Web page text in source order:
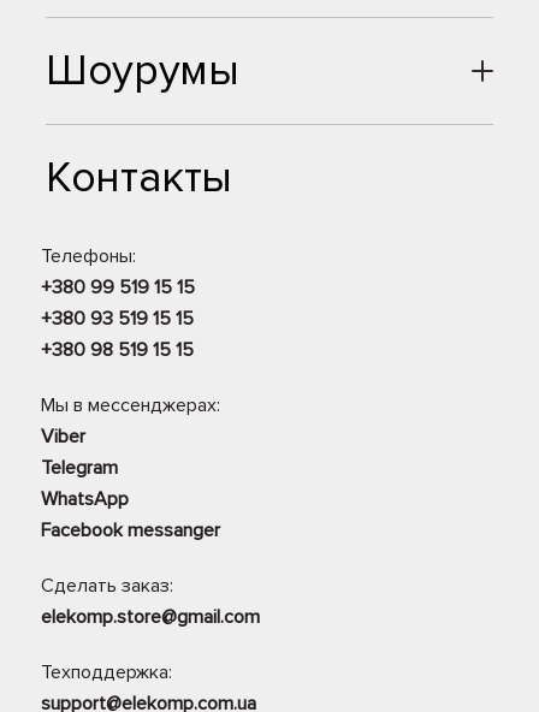
Шоурумы
Контакты
Телефоны:
+380 99 519 15 15
+380 93 519 15 15
+380 98 519 15 15
Мы в мессенджерах:
Viber
Telegram
WhatsApp
Facebook messanger
Сделать заказ:
elekomp.store@gmail.com
Техподдержка:
support@elekomp.com.ua